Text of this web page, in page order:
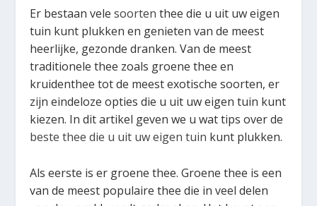
Er bestaan ​​velesoortenthee die u uit uw eigen
tuin kunt plukken en genieten van de meest
heerlijke, gezonde dranken. Van de meest
traditionele thee zoals groene thee en
kruidenthee tot de meest exotische soorten, er
zijn eindeloze opties die u uit uw eigen tuin kunt
kiezen. In dit artikel geven we u wat tips over de
beste thee die u uit uw eigen tuin kunt plukken.
Als eerste is er groene thee. Groene thee is een
van de meest populaire thee die in veel delen